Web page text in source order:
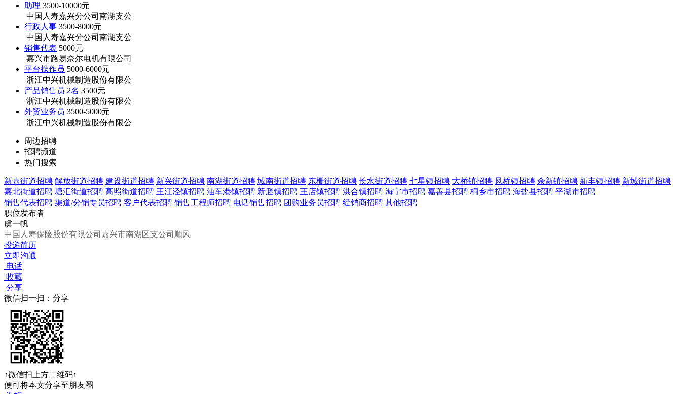
助理 3500-10000元
中国人寿嘉兴分公司南湖支公
行政人事 3500-8000元
中国人寿嘉兴分公司南湖支公
销售代表 5000元
嘉兴市路易奈尔电机有限公司
平台操作员 5000-6000元
浙江中兴机械制造股份有限公
产品销售员 2名 3500元
浙江中兴机械制造股份有限公
外贸业务员 3500-5000元
浙江中兴机械制造股份有限公
周边招聘
招聘频道
热门搜索
新嘉街道招聘 解放街道招聘 建设街道招聘 新兴街道招聘 南湖街道招聘 城南街道招聘 东栅街道招聘 长水街道招聘 七星镇招聘 大桥镇招聘 凤桥镇招聘 余新镇招聘 新丰镇招聘 新城街道招聘
嘉北街道招聘 塘汇街道招聘 高照街道招聘 王江泾镇招聘 油车港镇招聘 新塍镇招聘 王店镇招聘 洪合镇招聘 海宁市招聘 嘉善县招聘 桐乡市招聘 海盐县招聘 平湖市招聘
销售代表招聘 渠道/分销专员招聘 客户代表招聘 销售工程师招聘 电话销售招聘 团购业务员招聘 经销商招聘 其他招聘
职位发布者
虞一帆
中国人寿保险股份有限公司嘉兴市南湖区支公司顺风
投递简历
立即沟通
电话
收藏
分享
微信扫一扫：分享
↑微信扫上方二维码↑
便可将本文分享至朋友圈